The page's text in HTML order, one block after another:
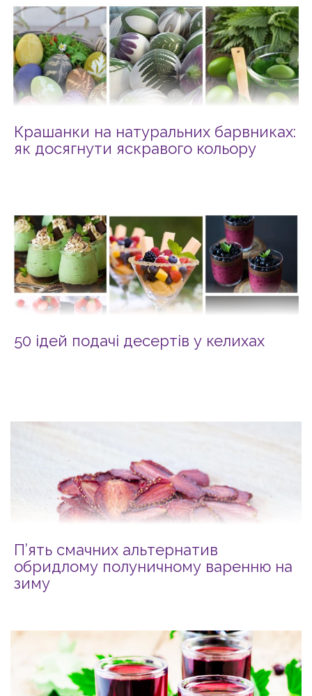
Крашанки на натуральних барвниках:
як досягнути яскравого кольору
50 ідей подачі десертів у келихах
П’ять смачних альтернатив
обридлому полуничному варенню на
зиму